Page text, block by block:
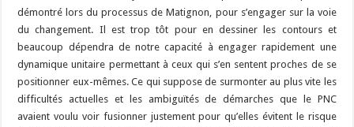
démontré lors du processus de Matignon, pour s’engager sur la voie
du changement. Il est trop tôt pour en dessiner les contours et
beaucoup dépendra de notre capacité à engager rapidement une
dynamique unitaire permettant à ceux qui s’en sentent proches de se
positionner eux-mêmes. Ce qui suppose de surmonter au plus vite les
difficultés actuelles et les ambiguïtés de démarches que le PNC
avaient voulu voir fusionner justement pour qu’elles évitent le risque